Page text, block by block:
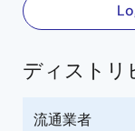
ディストリ
流通業者